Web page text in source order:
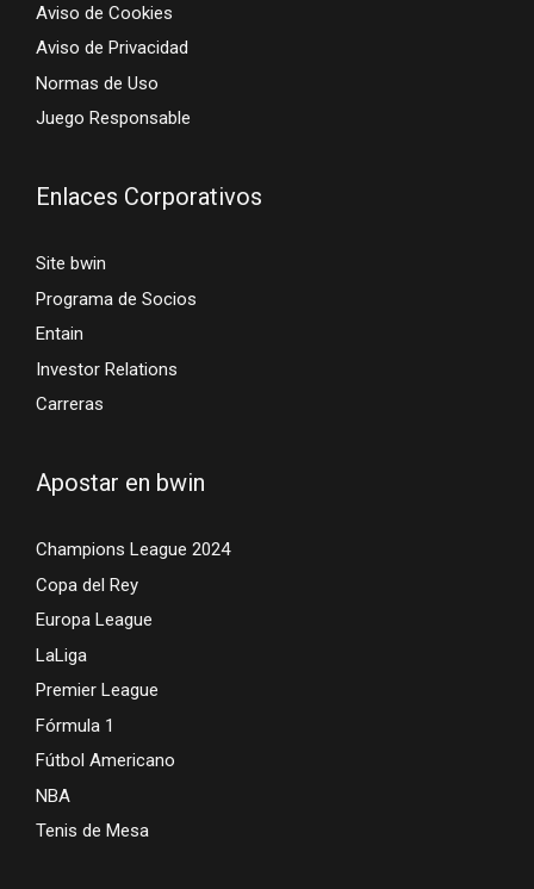
Aviso de Cookies
Aviso de Privacidad
Normas de Uso
Juego Responsable
Enlaces Corporativos
Site bwin
Programa de Socios
Entain
Investor Relations
Carreras
Apostar en bwin
Champions League 2024
Copa del Rey
Europa League
LaLiga
Premier League
Fórmula 1
Fútbol Americano
NBA
Tenis de Mesa